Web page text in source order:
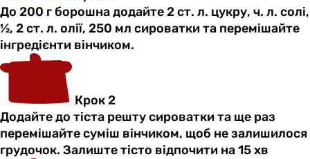
До 200 г борошна додайте 2 ст. л. цукру, ч. л. солі,
½, 2 ст. л. олії, 250 мл сироватки та перемішайте
інгредієнти вінчиком.
Крок 2
Додайте до тіста решту сироватки та ще раз
перемішайте суміш вінчиком, щоб не залишилося
грудочок. Залиште тісто відпочити на 15 хв